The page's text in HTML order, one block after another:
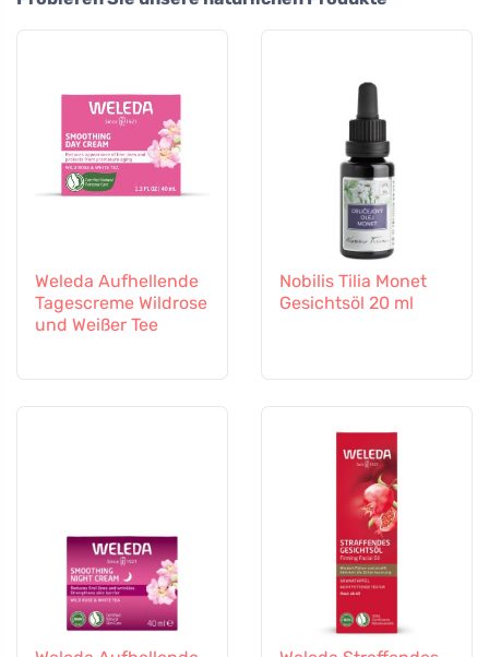
Weleda Aufhellende
Tagescreme Wildrose
und Weißer Tee
Nobilis Tilia Monet
Gesichtsöl 20 ml